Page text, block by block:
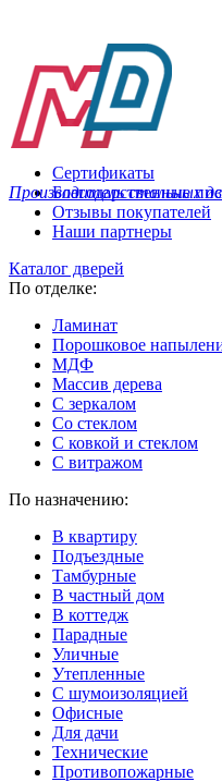
Производитель стальных
Сертификаты
Благодарственные
Отзывы покупателей
Наши партнеры
Каталог дверей
По отделке:
Ламинат
Порошковое
МДФ
Массив дерева
С зеркалом
Со стеклом
С ковкой и стеклом
С витражом
По назначению:
В квартиру
Подъездные
Тамбурные
В частный дом
В коттедж
Парадные
Уличные
Утепленные
C шумоизоляцией
Офисные
Для дачи
Технические
Противопожарные